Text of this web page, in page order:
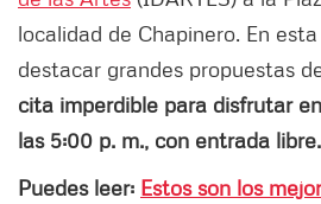
localidad de Chapinero. En
destacar grandes propuestas
cita imperdible para disfrutar
las 5:00 p. m., con entrada libre.
Puedes leer: Estos son los